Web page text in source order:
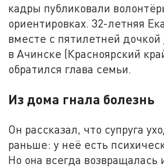
кадры публиковали
ориентировках. 32-летняя
вместе с пятилетней дочкой
в Ачинске (Красноярский
обратился глава семьи.
Из дома гнала болезнь
Он рассказал, что супруга
раньше: у неё есть
Но она всегда возвращалась